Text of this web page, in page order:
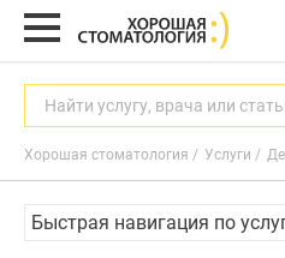
Найти услугу, врача или
Хорошая стоматология Услуги
Быстрая навигация по
8
370-
48-
81
Заказать звонок
с
9:00